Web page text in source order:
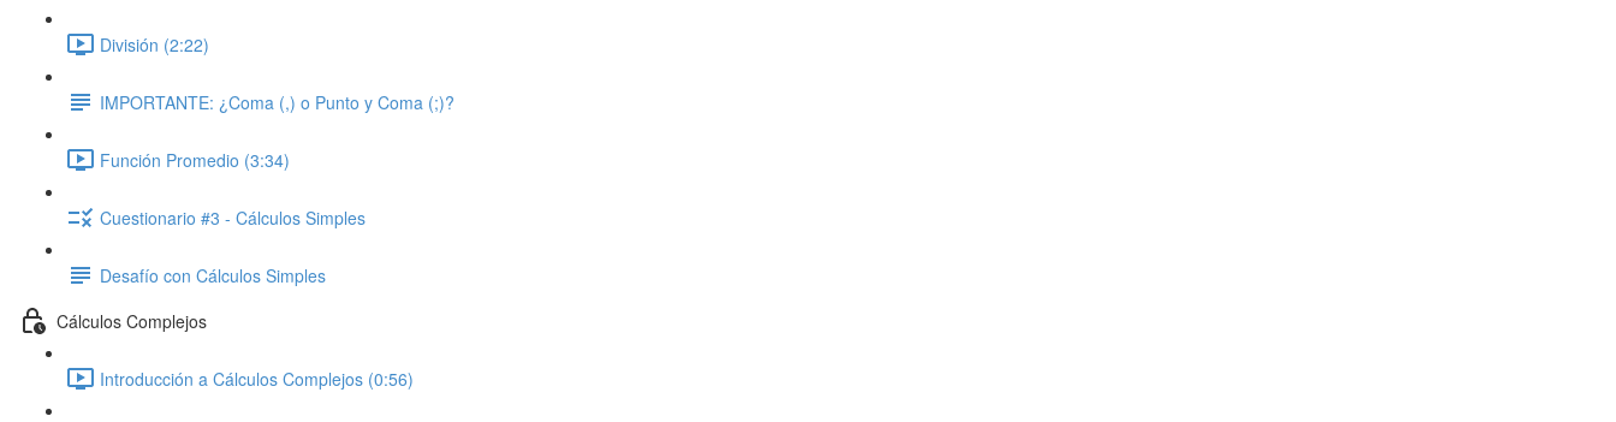
División (2:22)
IMPORTANTE: ¿Coma (,) o Punto y Coma (;)?
Función Promedio (3:34)
Cuestionario #3 - Cálculos Simples
Desafío con Cálculos Simples
Cálculos Complejos
Introducción a Cálculos Complejos (0:56)